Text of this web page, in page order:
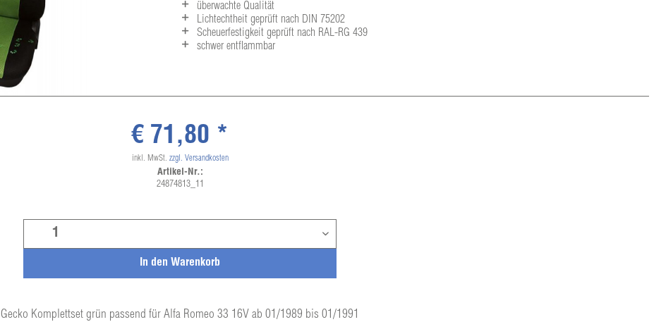
überwachte Qualität
Lichtechtheit geprüft nach DIN 75202
Scheuerfestigkeit geprüft nach RAL-RG 439
schwer entflammbar
Gecko Komplettset grün passend für Alfa Romeo 33 16V ab 01/1989 bis 01/1991
In den Warenkorb
€ 71,80 *
inkl. MwSt. zzgl. Versandkosten
Artikel-Nr.:
24874813_11